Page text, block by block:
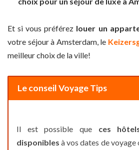
Et si vous préférez louer un
votre séjour à Amsterdam, le
meilleur choix de la ville!
Le conseil Voyage Tips
Il est possible que ces
disponibles à vos dates de